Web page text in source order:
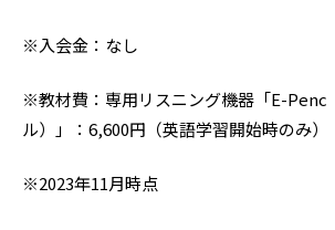
※入会金：なし
※教材費：専用リスニング機器「E-Penc
ル）」：6,600円（英語学習開始時のみ）
※2023年11月時点